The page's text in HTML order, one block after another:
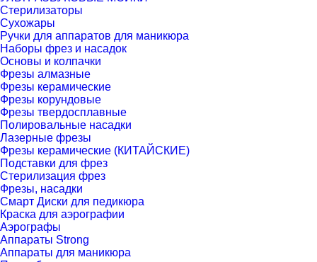
Стерилизаторы
Сухожары
Ручки для аппаратов для маникюра
Наборы фрез и насадок
Основы и колпачки
Фрезы алмазные
Фрезы керамические
Фрезы корундовые
Фрезы твердосплавные
Полировальные насадки
Лазерные фрезы
Фрезы керамические (КИТАЙСКИЕ)
Подставки для фрез
Стерилизация фрез
Фрезы, насадки
Смарт Диски для педикюра
Краска для аэрографии
Аэрографы
Аппараты Strong
Аппараты для маникюра